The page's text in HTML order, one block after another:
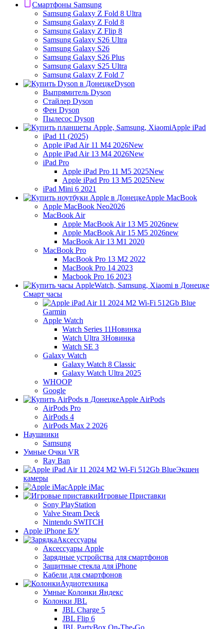
Смартфоны Samsung
Samsung Galaxy Z Fold 8 Ultra
Samsung Galaxy Z Fold 8
Samsung Galaxy Z Flip 8
Samsung Galaxy S26 Ultra
Samsung Galaxy S26
Samsung Galaxy S26 Plus
Samsung Galaxy S25 Ultra
Samsung Galaxy Z Fold 7
Dyson
Выпрямитель Dyson
Стайлер Dyson
Фен Dyson
Пылесос Dyson
Apple iPad
iPad 11 (2025)
Apple iPad Air 11 M4 2026New
Apple iPad Air 13 M4 2026New
iPad Pro
Apple iPad Pro 11 M5 2025New
Apple iPad Pro 13 M5 2025New
iPad Mini 6 2021
Apple MacBook
Apple MacBook Neo2026
MacBook Air
Apple MacBook Air 13 M5 2026new
Apple MacBook Air 15 M5 2026new
MacBook Air 13 M1 2020
MacBook Pro
MacBook Pro 13 M2 2022
MacBook Pro 14 2023
Macbook Pro 16 2023
Смарт часы
Garmin
Apple Watch
Watch Series 11Новинка
Watch Ultra 3Новинка
Watch SE 3
Galaxy Watch
Galaxy Watch 8 Classic
Galaxy Watch Ultra 2025
WHOOP
Google
Apple AirPods
AirPods Pro
AirPods 4
AirPods Max 2 2026
Наушники
Samsung
Умные Очки VR
Ray Ban
Экшен
камеры
Apple iMac
Игровые Приставки
Sony PlayStation
Valve Steam Deck
Nintendo SWITCH
Apple iPhone Б/У
Аксессуары
Аксессуары Apple
Зарядные устройства для смартфонов
Защитные стекла для iPhone
Кабели для смартфонов
Аудиотехника
Умные Колонки Яндекс
Колонки JBL
JBL Charge 5
JBL Flip 6
JBL PartyBox On-The-Go